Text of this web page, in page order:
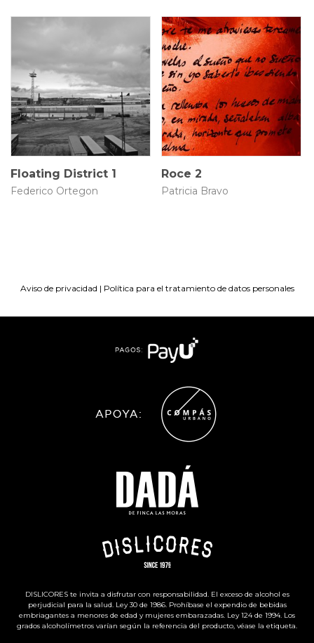
N/A
Floating District 1
Federico Ortegon
80 × 52 cm
$3.500.000
Roce 2
Patricia Bravo
Aviso de privacidad | Política para el tratamiento de datos personales
DISLICORES te invita a disfrutar con responsabilidad. El exceso de alcohol es
perjudicial para la salud. Ley 30 de 1986. Prohíbase el expendio de bebidas
embriagantes a menores de edad y mujeres embarazadas. Ley 124 de 1994. Los
grados alcoholímetros varían según la referencia del producto, véase la etiqueta.